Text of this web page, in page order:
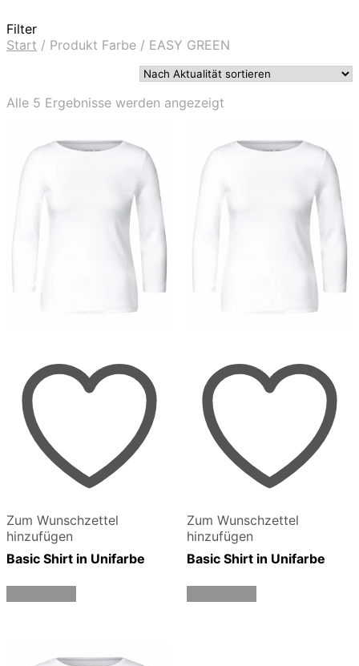
Filter
Start / Produkt Farbe / EASY GREEN
Alle 5 Ergebnisse werden angezeigt
Zum Wunschzettel
hinzufügen
Basic Shirt in Unifarbe
Zum Wunschzettel
hinzufügen
Basic Shirt in Unifarbe